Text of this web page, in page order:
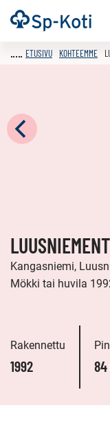
Siirry
sisältöön
Etusivu
ETUSIVU KOHTEEMME
Kangasniemi,
Mökki tai huvila
Rakennettu
1992 84